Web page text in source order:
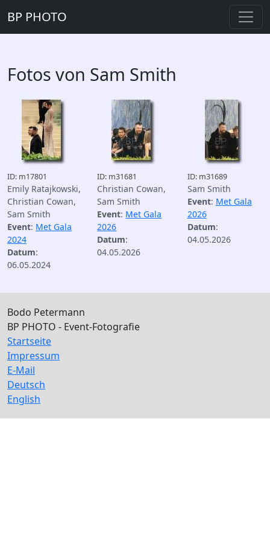
BP PHOTO
Fotos von Sam Smith
ID: m17801
Emily Ratajkowski,
Christian Cowan,
Sam Smith
Event: Met Gala
2024
Datum:
06.05.2024
ID: m31681
Christian Cowan,
Sam Smith
Event: Met Gala
2026
Datum:
04.05.2026
ID: m31689
Sam Smith
Event: Met Gala
2026
Datum:
04.05.2026
Bodo Petermann
BP PHOTO - Event-Fotografie
Startseite
Impressum
E-Mail
Deutsch
English